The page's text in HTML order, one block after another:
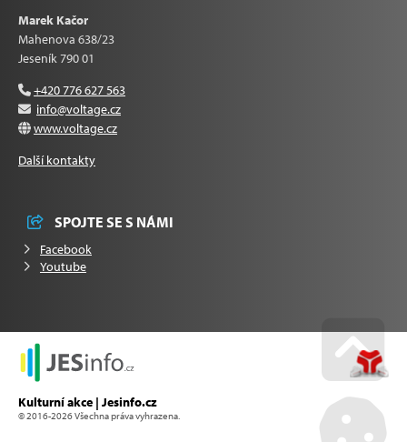
Marek Kačor
Mahenova 638/23
Jeseník 790 01
+420 776 627 563
info@voltage.cz
www.voltage.cz
Další kontakty
SPOJTE SE S NÁMI
Facebook
Youtube
Kulturní akce | Jesinfo.cz
© 2016-2026 Všechna práva vyhrazena. Go